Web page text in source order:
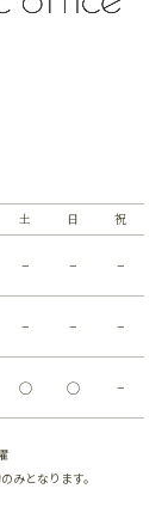
土 日 祝
− − −
− − −
◯ ◯ −
となります。